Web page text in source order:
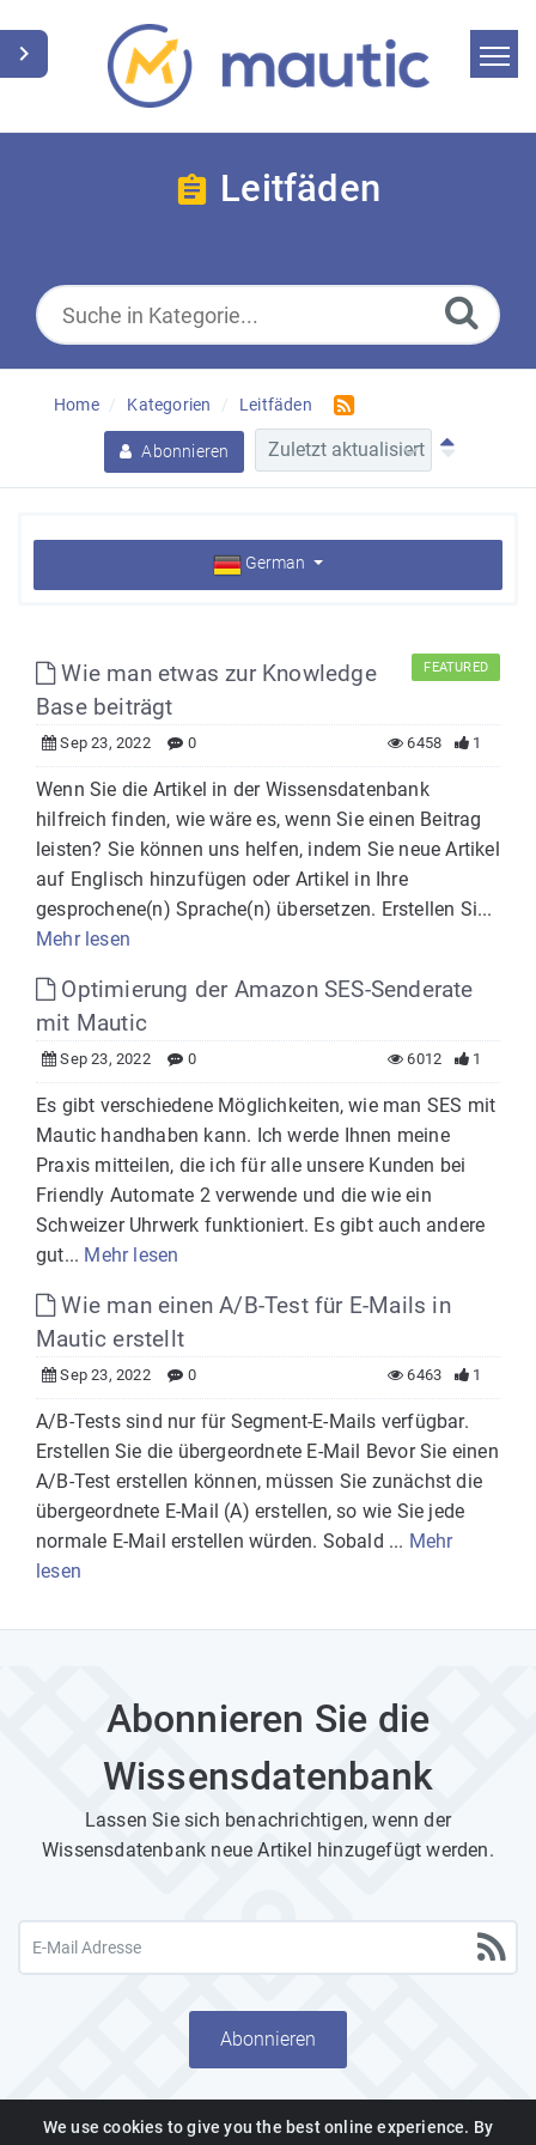
Home
Glossar
Downloads
Stell uns eine Frage
German
Leitfäden
Home Kategorien Leitfäden
Abonnieren
German
Wie man etwas zur Knowledge
Base beiträgt
FEATURED
Sep 23, 2022 0 1
6458
Wenn Sie die Artikel in der Wissensdatenbank
hilfreich finden, wie wäre es, wenn Sie einen Beitrag
leisten? Sie können uns helfen, indem Sie neue Artikel
auf Englisch hinzufügen oder Artikel in Ihre
gesprochene(n) Sprache(n) übersetzen. Erstellen Si...
Mehr lesen
Optimierung der Amazon SES-Senderate
mit Mautic
Sep 23, 2022 0 1
6012
Es gibt verschiedene Möglichkeiten, wie man SES mit
Mautic handhaben kann. Ich werde Ihnen meine
Praxis mitteilen, die ich für alle unsere Kunden bei
Friendly Automate 2 verwende und die wie ein
Schweizer Uhrwerk funktioniert. Es gibt auch andere
gut... Mehr lesen
Wie man einen A/B-Test für E-Mails in
Mautic erstellt
Sep 23, 2022 0 1
6463
A/B-Tests sind nur für Segment-E-Mails verfügbar.
Erstellen Sie die übergeordnete E-Mail Bevor Sie einen
A/B-Test erstellen können, müssen Sie zunächst die
übergeordnete E-Mail (A) erstellen, so wie Sie jede
normale E-Mail erstellen würden. Sobald ... Mehr
lesen
Abonnieren Sie die
Wissensdatenbank
Lassen Sie sich benachrichtigen, wenn der
Wissensdatenbank neue Artikel hinzugefügt werden.
Abonnieren
We use cookies to give you the best online experience. By